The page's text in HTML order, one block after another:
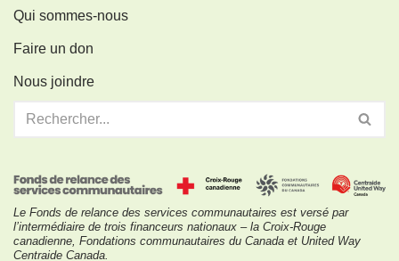
Qui sommes-nous
Faire un don
Nous joindre
Le Fonds de relance des services communautaires est versé par
l’intermédiaire de trois financeurs nationaux – la Croix-Rouge
canadienne, Fondations communautaires du Canada et United Way
Centraide Canada.